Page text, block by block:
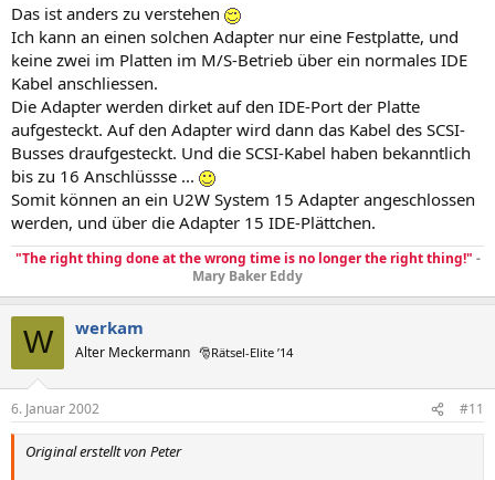
Das ist anders zu verstehen
Ich kann an einen solchen Adapter nur eine Festplatte, und
keine zwei im Platten im M/S-Betrieb über ein normales IDE
Kabel anschliessen.
Die Adapter werden dirket auf den IDE-Port der Platte
aufgesteckt. Auf den Adapter wird dann das Kabel des SCSI-
Busses draufgesteckt. Und die SCSI-Kabel haben bekanntlich
bis zu 16 Anschlüssse ...
Somit können an ein U2W System 15 Adapter angeschlossen
werden, und über die Adapter 15 IDE-Plättchen.
"The right thing done at the wrong time is no longer the right thing!" -
Mary Baker Eddy
W werkam
Alter Meckermann 🎅Rätsel-Elite ’14
6. Januar 2002 #11
Original erstellt von Peter